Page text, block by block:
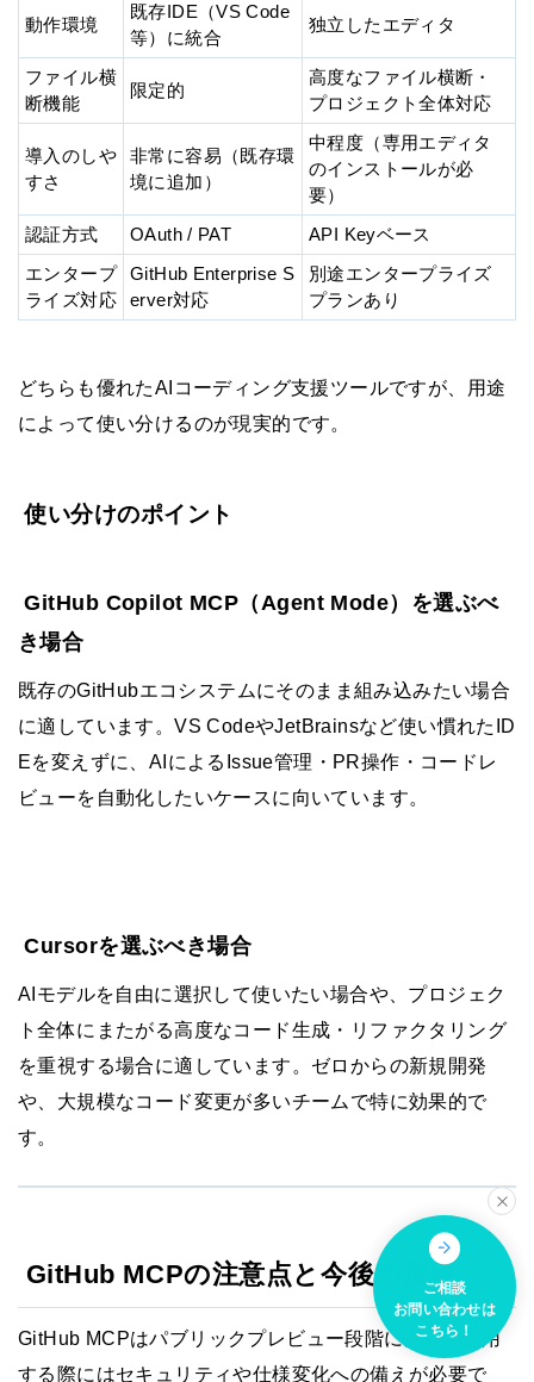
動作環境
既存IDE（VS Code
等）に統合
独立したエディタ
ファイル横
断機能
限定的
高度なファイル横断・
プロジェクト全体対応
導入のしや
すさ
非常に容易（既存環
境に追加）
中程度（専用エディタ
のインストールが必
要）
認証方式
OAuth / PAT
API Keyベース
エンタープ
ライズ対応
GitHub Enterprise S
erver対応
別途エンタープライズ
プランあり
どちらも優れたAIコーディング支援ツールですが、用途
によって使い分けるのが現実的です。
使い分けのポイント
GitHub Copilot MCP（Agent Mode）を選ぶべ
き場合
既存のGitHubエコシステムにそのまま組み込みたい場合
に適しています。VS CodeやJetBrainsなど使い慣れたID
Eを変えずに、AIによるIssue管理・PR操作・コードレ
ビューを自動化したいケースに向いています。
Cursorを選ぶべき場合
AIモデルを自由に選択して使いたい場合や、プロジェク
ト全体にまたがる高度なコード生成・リファクタリング
を重視する場合に適しています。ゼロからの新規開発
や、大規模なコード変更が多いチームで特に効果的で
す。
GitHub MCPの注意点と今後の展望
GitHub MCPはパブリックプレビュー段階にあり、活用
する際にはセキュリティや仕様変化への備えが必要で
ご相談
お問い合わせは
こちら！